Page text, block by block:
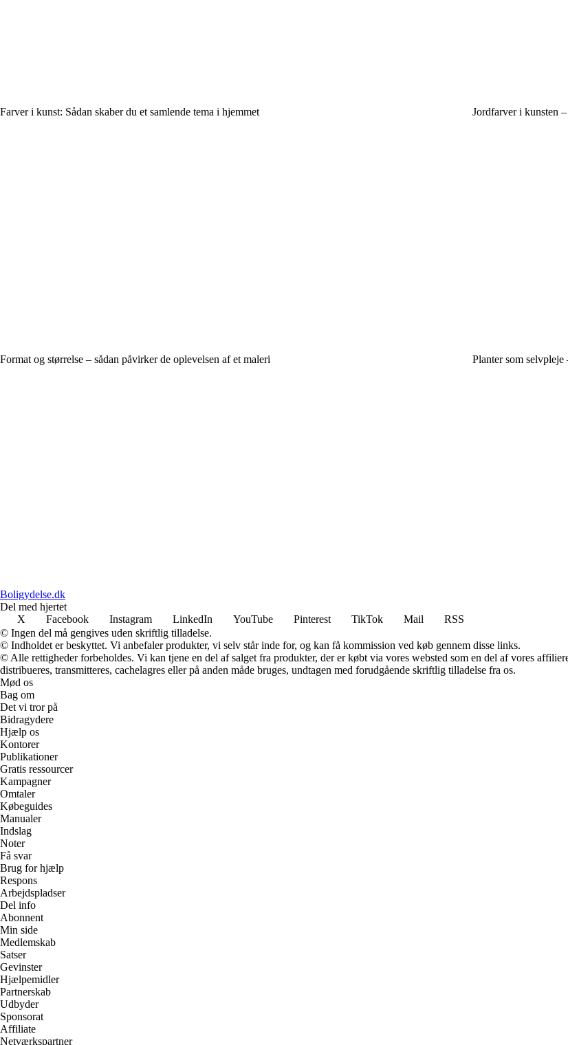
Farver i kunst: Sådan skaber du et samlende tema i hjemmet Jordfarver i kunsten
Format og størrelse – sådan påvirker de oplevelsen af et maleri Planter som
Boligydelse.dk
Del med hjertet
X
Facebook Instagram LinkedIn YouTube Pinterest TikTok Mail
RSS
© Ingen del må gengives uden skriftlig tilladelse.
© Indholdet er beskyttet. Vi anbefaler produkter, vi selv står inde for, og kan få kommission ved køb gennem disse links.
© Alle rettigheder forbeholdes. Vi kan tjene en del af salget fra produkter, der er købt via vores websted som en del af vores
distribueres, transmitteres, cachelagres eller på anden måde bruges, undtagen med forudgående skriftlig tilladelse fra os.
Mød os
Bag om
Det vi tror på
Bidragydere
Hjælp os
Kontorer
Publikationer
Gratis ressourcer
Kampagner
Omtaler
Købeguides
Manualer
Indslag
Noter
Få svar
Brug for hjælp
Respons
Arbejdspladser
Del info
Abonnent
Min side
Medlemskab
Satser
Gevinster
Hjælpemidler
Partnerskab
Udbyder
Sponsorat
Affiliate
Netværkspartner